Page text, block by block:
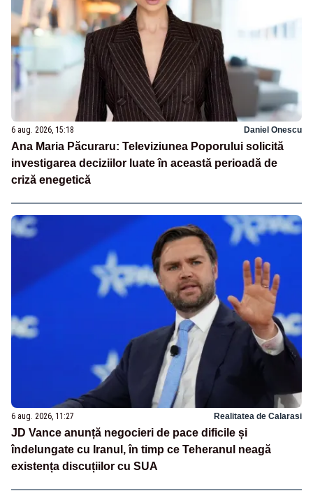
6 aug. 2026, 15:18 Daniel Onescu
Ana Maria Păcuraru: Televiziunea Poporului solicită
investigarea deciziilor luate în această perioadă de
criză enegetică
6 aug. 2026, 11:27 Realitatea de Calarasi
JD Vance anunță negocieri de pace dificile și
îndelungate cu Iranul, în timp ce Teheranul neagă
existența discuțiilor cu SUA